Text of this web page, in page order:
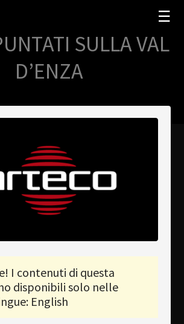
☰
SULLA VAL
D’ENZA
I contenuti di questa
disponibili solo nelle
English